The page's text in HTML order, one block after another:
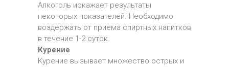
Алкоголь искажает результаты
некоторых показателей. Необходимо
воздержать от приема спиртных напитков
в течение 1-2 суток.
Курение
Курение вызывает множество острых и